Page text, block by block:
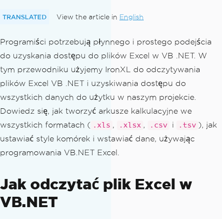
TRANSLATED View the article in English
Programiści potrzebują płynnego i prostego podejścia
do uzyskania dostępu do plików Excel w VB .NET. W
tym przewodniku użyjemy IronXL do odczytywania
plików Excel VB .NET i uzyskiwania dostępu do
wszystkich danych do użytku w naszym projekcie.
Dowiedz się, jak tworzyć arkusze kalkulacyjne we
wszystkich formatach ( .xls , .xlsx , .csv i .tsv ), jak
ustawiać style komórek i wstawiać dane, używając
programowania VB.NET Excel.
Jak odczytać plik Excel w
VB.NET